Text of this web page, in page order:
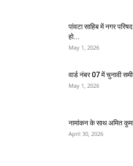
पांवटा साहिब में नगर
हो...
May 1, 2026
वार्ड नंबर 07 में चुनावी
May 1, 2026
नामांकन के साथ अमित
April 30, 2026